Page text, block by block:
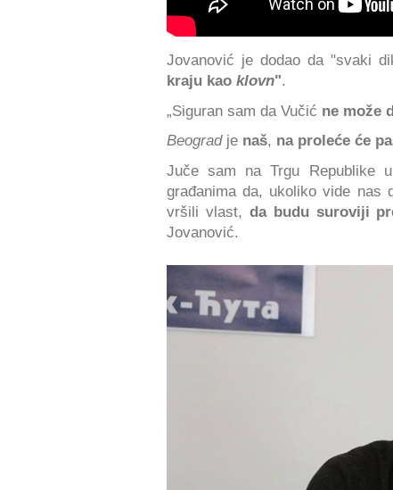
Jovanović je dodao da "svaki
kraju kao klovn".
„Siguran sam da Vučić ne može
Beogradje naš, na proleće će
Juče sam na Trgu Republike
građanima da, ukoliko vide nas
vršili vlast, da budu suroviji
Jovanović.